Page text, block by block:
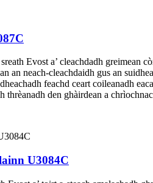
Evost a’ cleachdadh greimean
an neach-cleachdaidh gus an
feachd ceart coileanadh
thrèanadh den ghàirdean a
U3084C